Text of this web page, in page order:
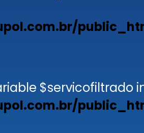
$servicofiltrado